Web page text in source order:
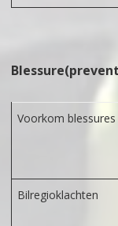
Voorkom blessures
Bilregioklachten